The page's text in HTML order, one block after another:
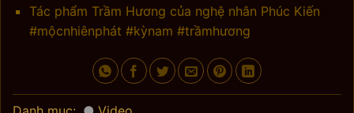
Tác phẩm Trầm Hương của nghệ nhân Phúc Kiến
#mộcnhiênphát #kỳnam #trầmhương